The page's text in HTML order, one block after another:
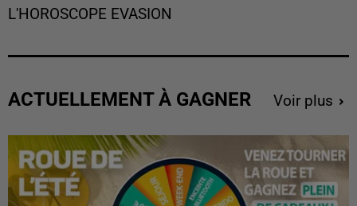
L'HOROSCOPE EVASION
ACTUELLEMENT À GAGNER Voir plus